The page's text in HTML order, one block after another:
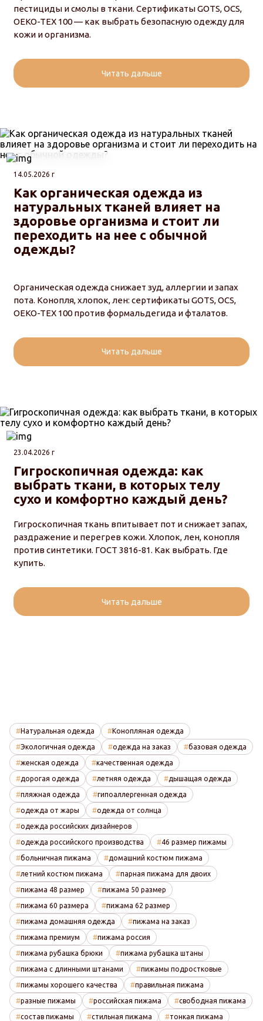
пестициды и смолы в ткани. Сертификаты GOTS, OCS,
OEKO-TEX 100 — как выбрать безопасную одежду для
кожи и организма.
Читать дальше
14.05.2026 г
Как органическая одежда из
натуральных тканей влияет на
здоровье организма и стоит ли
переходить на нее с обычной
одежды?
Органическая одежда снижает зуд, аллергии и запах
пота. Конопля, хлопок, лен: сертификаты GOTS, OCS,
OEKO-TEX 100 против формальдегида и фталатов.
Читать дальше
23.04.2026 г
Гигроскопичная одежда: как
выбрать ткани, в которых телу
сухо и комфортно каждый день?
Гигроскопичная ткань впитывает пот и снижает запах,
раздражение и перегрев кожи. Хлопок, лен, конопля
против синтетики. ГОСТ 3816-81. Как выбрать. Где
купить.
Читать дальше
Натуральная одежда Конопляная одежда
Экологичная одежда одежда на заказ базовая одежда
женская одежда качественная одежда
дорогая одежда летняя одежда дышащая одежда
пляжная одежда гипоаллергенная одежда
одежда от жары одежда от солнца
одежда российских дизайнеров
одежда российского производства 46 размер пижамы
больничная пижама домашний костюм пижама
летний костюм пижама парная пижама для двоих
пижама 48 размер пижама 50 размер
пижама 60 размера пижама 62 размер
пижама домашняя одежда пижама на заказ
пижама премиум пижама россия
пижама рубашка брюки пижама рубашка штаны
пижама с длинными штанами пижамы подростковые
пижамы хорошего качества правильная пижама
разные пижамы российская пижама свободная пижама
состав пижамы стильная пижама тонкая пижама